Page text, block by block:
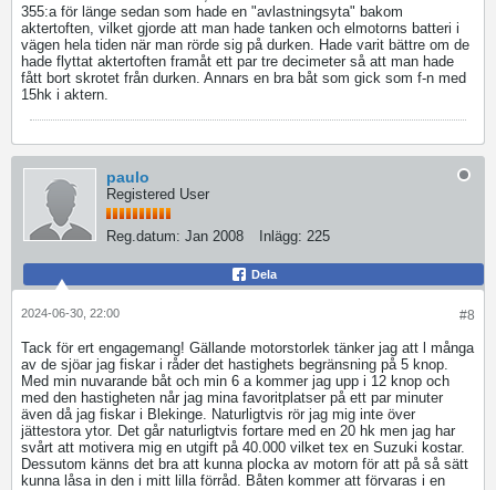
355:a för länge sedan som hade en "avlastningsyta" bakom
aktertoften, vilket gjorde att man hade tanken och elmotorns batteri i
vägen hela tiden när man rörde sig på durken. Hade varit bättre om de
hade flyttat aktertoften framåt ett par tre decimeter så att man hade
fått bort skrotet från durken. Annars en bra båt som gick som f-n med
15hk i aktern.
paulo
Registered User
Reg.datum: Jan 2008 Inlägg: 225
Dela
#8
2024-06-30, 22:00
Tack för ert engagemang! Gällande motorstorlek tänker jag att l många
av de sjöar jag fiskar i råder det hastighets begränsning på 5 knop.
Med min nuvarande båt och min 6 a kommer jag upp i 12 knop och
med den hastigheten når jag mina favoritplatser på ett par minuter
även då jag fiskar i Blekinge. Naturligtvis rör jag mig inte över
jättestora ytor. Det går naturligtvis fortare med en 20 hk men jag har
svårt att motivera mig en utgift på 40.000 vilket tex en Suzuki kostar.
Dessutom känns det bra att kunna plocka av motorn för att på så sätt
kunna låsa in den i mitt lilla förråd. Båten kommer att förvaras i en